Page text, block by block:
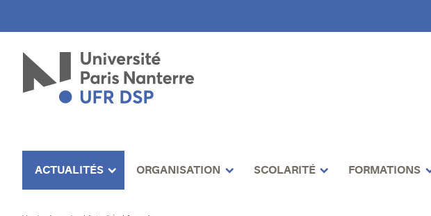
ACTUALITÉS ORGANISATION SCOLARITÉ FORMATIONS